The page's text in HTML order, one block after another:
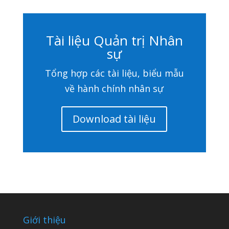
Tài liệu Quản trị Nhân
sự
Tổng hợp các tài liệu, biểu mẫu
về hành chính nhân sự
Download tài liệu
Giới thiệu